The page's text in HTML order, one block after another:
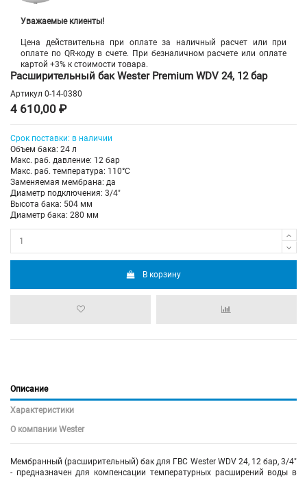
Уважаемые клиенты!
Цена действительна при оплате за наличный расчет или при
оплате по QR-коду в счете. При безналичном расчете или оплате
картой +3% к стоимости товара.
Расширительный бак Wester Premium WDV 24, 12 бар
Артикул 0-14-0380
4 610,00 ₽
Срок поставки: в наличии
Объем бака: 24 л
Макс. раб. давление: 12 бар
Макс. раб. температура: 110°C
Заменяемая мембрана: да
Диаметр подключения: 3/4"
Высота бака: 504 мм
Диаметр бака: 280 мм
В корзину
Описание
Характеристики
О компании Wester
Мембранный (расширительный) бак для ГВС Wester WDV 24, 12 бар, 3/4"
- предназначен для компенсации температурных расширений воды в